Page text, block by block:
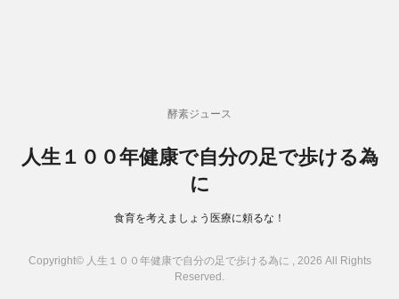
酵素ジュース
人生１００年健康で自分の足で歩ける為
に
食育を考えましょう医療に頼るな！
Copyright© 人生１００年健康で自分の足で歩ける為に , 2026 All Rights
Reserved.